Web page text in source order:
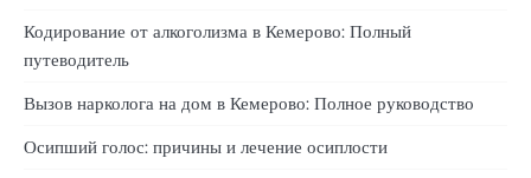
Кодирование от алкоголизма в Кемерово: Полный
путеводитель
Вызов нарколога на дом в Кемерово: Полное руководство
Осипший голос: причины и лечение осиплости